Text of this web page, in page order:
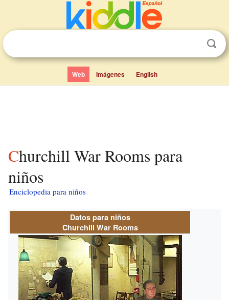
Web Imágenes English
Churchill War Rooms para
niños
Enciclopedia para niños
Datos para niños
Churchill War Rooms